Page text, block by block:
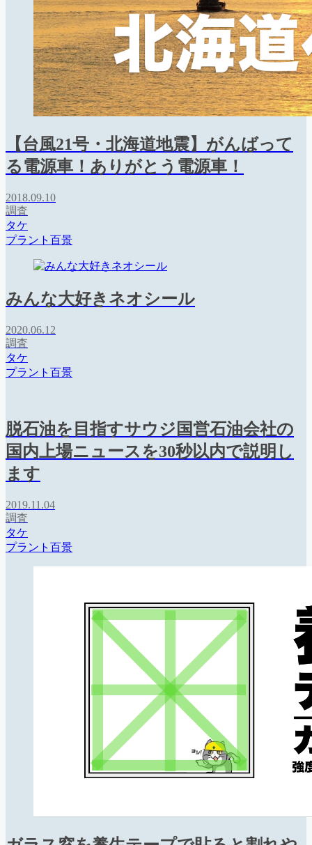
【台風21号・北海道地震】がんばって
る電源車！ありがとう電源車！
2018.09.10
調査
タケ
プラント百景
みんな大好きネオシール
2020.06.12
調査
タケ
プラント百景
脱石油を目指すサウジ国営石油会社の
国内上場ニュースを30秒以内で説明し
ます
2019.11.04
調査
タケ
プラント百景